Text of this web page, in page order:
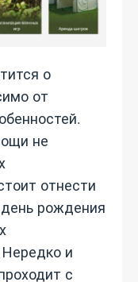
о
от
не
отнести
рождения
и
с